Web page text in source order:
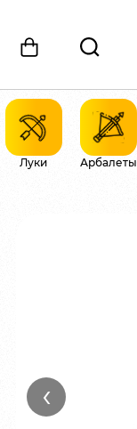
Луки Арбалеты
‹